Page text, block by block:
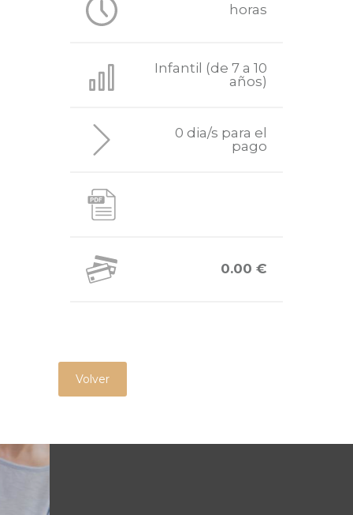
horas
Infantil (de 7 a 10
años)
0 dia/s para el
pago
0.00 €
Volver